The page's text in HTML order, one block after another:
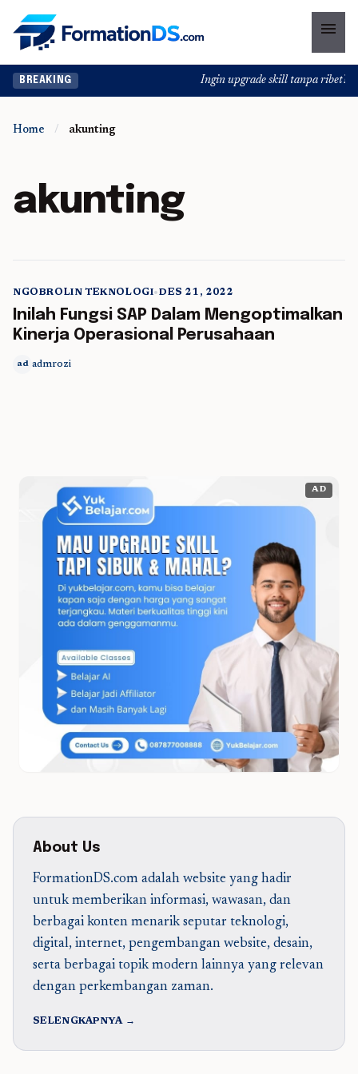
menu
BREAKING Ingin upgrade skill tanpa ribet?
Home / akunting
akunting
5 min read
NGOBROLIN TEKNOLOGI•DES 21, 2022
Inilah Fungsi SAP Dalam Mengoptimalkan
Kinerja Operasional Perusahaan
ad admrozi
AD
About Us
FormationDS.com adalah website yang hadir
untuk memberikan informasi, wawasan, dan
berbagai konten menarik seputar teknologi,
digital, internet, pengembangan website, desain,
serta berbagai topik modern lainnya yang relevan
dengan perkembangan zaman.
SELENGKAPNYA →